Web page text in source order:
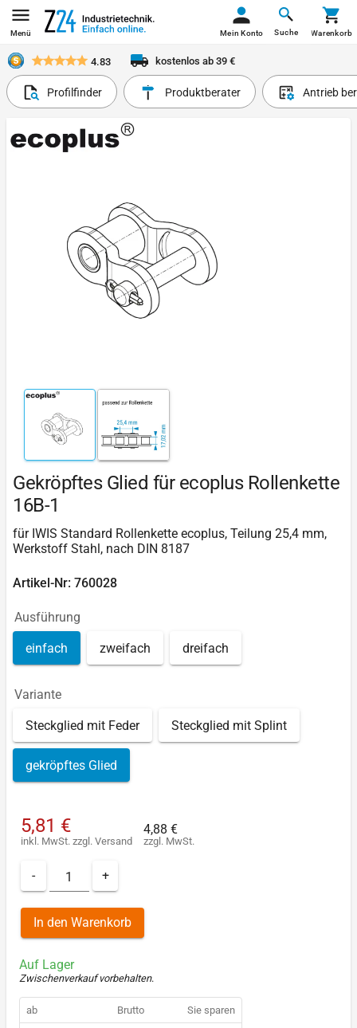
Menü Suche
Mein Konto Warenkorb
4.83 kostenlos ab 39 €
Profilfinder Produktberater Antrieb
Gekröpftes Glied für ecoplus Rollenkette
16B-1
für IWIS Standard Rollenkette ecoplus, Teilung 25,4 mm,
Werkstoff Stahl, nach DIN 8187
Artikel-Nr: 760028
Ausführung
einfach zweifach dreifach
Variante
Steckglied mit Feder Steckglied mit Splint
gekröpftes Glied
5,81 €
inkl. MwSt. zzgl. Versand
4,88 €
zzgl. MwSt.
- +
In den Warenkorb
Auf Lager
Zwischenverkauf vorbehalten.
ab Brutto Sie sparen